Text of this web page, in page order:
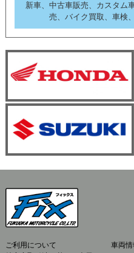
新車、中古車販売、カスタム
売、バイク買取、車検
ご利用について
車両情